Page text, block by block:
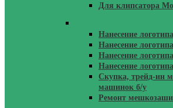
Для клипсатора
Нанесение
Нанесение
Нанесение
Нанесение
Скупка, трейд-ин
машинок б/у
Ремонт